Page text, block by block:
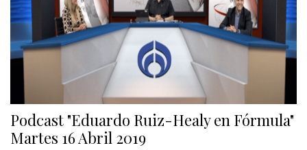
Podcast "Eduardo Ruiz-Healy en Fórmula"
Martes 16 Abril 2019